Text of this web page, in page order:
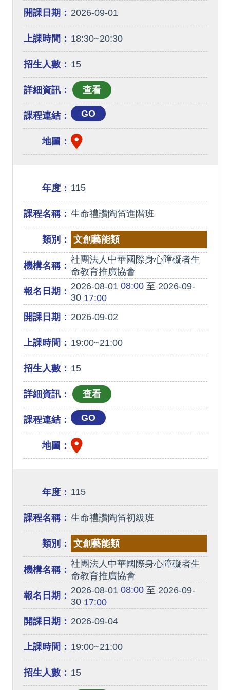
開課日期： 2026-09-01
上課時間： 18:30~20:30
招生人數： 15
詳細資訊：
課程連結： GO
地圖：
年度： 115
課程名稱： 生命禮讚陶笛進階班
類別： 文創藝能類
機構名稱：
社團法人中華國際身心障礙者生
命教育推廣協會
報名日期： 2026-08-01 08:00至 2026-09-
3017:00
開課日期： 2026-09-02
上課時間： 19:00~21:00
招生人數： 15
詳細資訊：
課程連結： GO
地圖：
年度： 115
課程名稱： 生命禮讚陶笛初級班
類別： 文創藝能類
機構名稱：
社團法人中華國際身心障礙者生
命教育推廣協會
報名日期： 2026-08-01 08:00至 2026-09-
3017:00
開課日期： 2026-09-04
上課時間： 19:00~21:00
招生人數： 15